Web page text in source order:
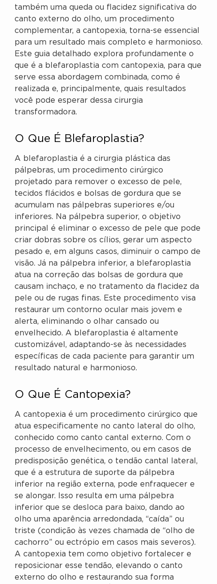
também uma queda ou flacidez significativa do
canto externo do olho, um procedimento
complementar, a cantopexia, torna-se essencial
para um resultado mais completo e harmonioso.
Este guia detalhado explora profundamente o
que é a blefaroplastia com cantopexia, para que
serve essa abordagem combinada, como é
realizada e, principalmente, quais resultados
você pode esperar dessa cirurgia
transformadora.
O Que É Blefaroplastia?
A blefaroplastia é a cirurgia plástica das
pálpebras, um procedimento cirúrgico
projetado para remover o excesso de pele,
tecidos flácidos e bolsas de gordura que se
acumulam nas pálpebras superiores e/ou
inferiores. Na pálpebra superior, o objetivo
principal é eliminar o excesso de pele que pode
criar dobras sobre os cílios, gerar um aspecto
pesado e, em alguns casos, diminuir o campo de
visão. Já na pálpebra inferior, a blefaroplastia
atua na correção das bolsas de gordura que
causam inchaço, e no tratamento da flacidez da
pele ou de rugas finas. Este procedimento visa
restaurar um contorno ocular mais jovem e
alerta, eliminando o olhar cansado ou
envelhecido. A blefaroplastia é altamente
customizável, adaptando-se às necessidades
específicas de cada paciente para garantir um
resultado natural e harmonioso.
O Que É Cantopexia?
A cantopexia é um procedimento cirúrgico que
atua especificamente no canto lateral do olho,
conhecido como canto cantal externo. Com o
processo de envelhecimento, ou em casos de
predisposição genética, o tendão cantal lateral,
que é a estrutura de suporte da pálpebra
inferior na região externa, pode enfraquecer e
se alongar. Isso resulta em uma pálpebra
inferior que se desloca para baixo, dando ao
olho uma aparência arredondada, “caída” ou
triste (condição às vezes chamada de “olho de
cachorro” ou ectrópio em casos mais severos).
A cantopexia tem como objetivo fortalecer e
reposicionar esse tendão, elevando o canto
externo do olho e restaurando sua forma